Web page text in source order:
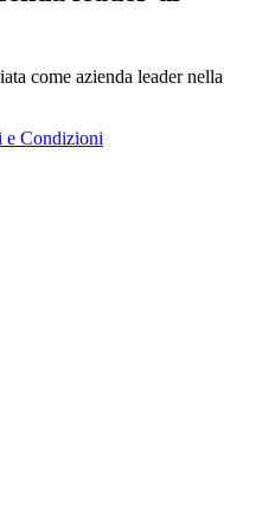
come azienda leader nella
e Condizioni